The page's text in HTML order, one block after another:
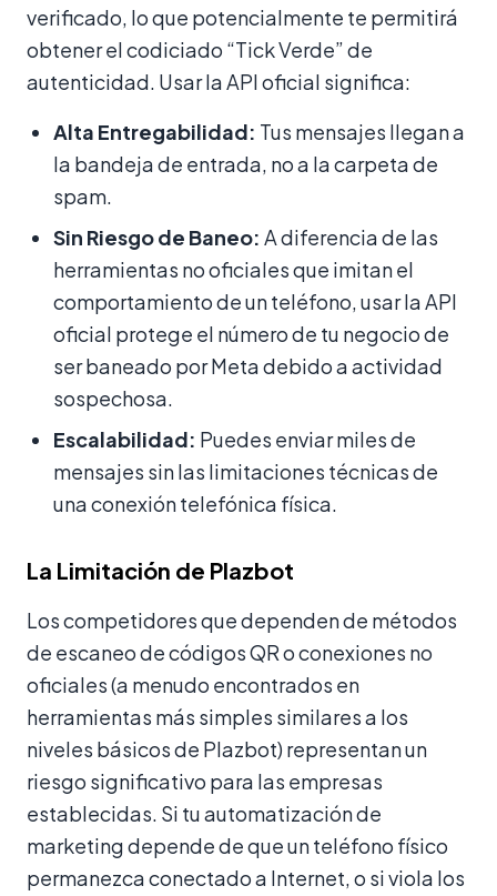
verificado, lo que potencialmente te permitirá
obtener el codiciado “Tick Verde” de
autenticidad. Usar la API oficial significa:
Alta Entregabilidad: Tus mensajes llegan a
la bandeja de entrada, no a la carpeta de
spam.
Sin Riesgo de Baneo: A diferencia de las
herramientas no oficiales que imitan el
comportamiento de un teléfono, usar la API
oficial protege el número de tu negocio de
ser baneado por Meta debido a actividad
sospechosa.
Escalabilidad: Puedes enviar miles de
mensajes sin las limitaciones técnicas de
una conexión telefónica física.
La Limitación de Plazbot
Los competidores que dependen de métodos
de escaneo de códigos QR o conexiones no
oficiales (a menudo encontrados en
herramientas más simples similares a los
niveles básicos de Plazbot) representan un
riesgo significativo para las empresas
establecidas. Si tu automatización de
marketing depende de que un teléfono físico
permanezca conectado a Internet, o si viola los